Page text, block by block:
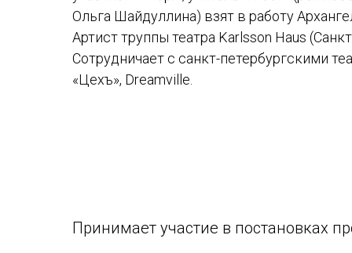
Ольга Шайдуллина) взят в работу
Артист труппы театра Karlsson Haus
Сотрудничает с санкт-петербургскими
«Цехъ», Dreamville.
Принимает участие в постановках